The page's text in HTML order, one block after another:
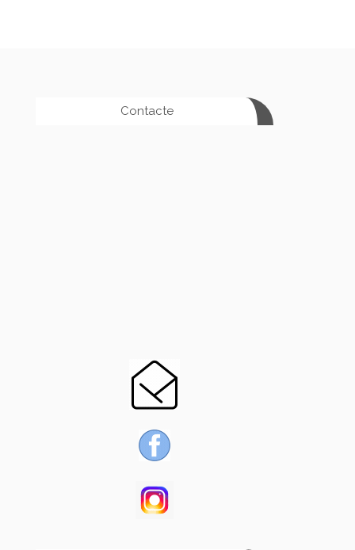
Contacte